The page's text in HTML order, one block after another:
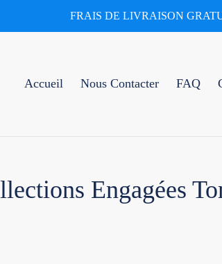
FRAIS DE LIVRAISON
Accueil Nous Contacter FAQ
Engagées